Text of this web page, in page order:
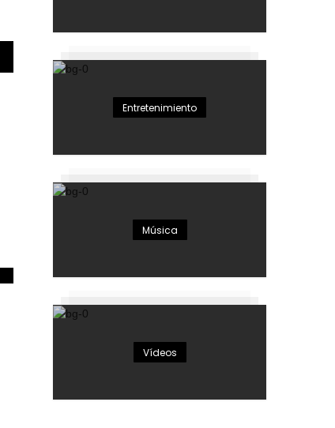
Entretenimiento
Música
Vídeos